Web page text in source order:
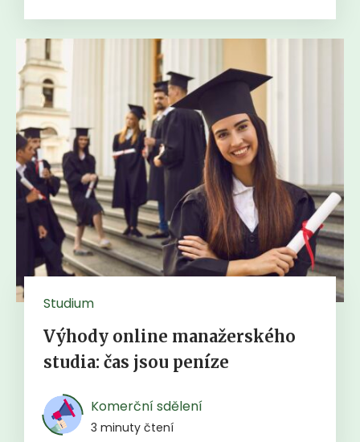
Studium
Výhody online manažerského
studia: čas jsou peníze
Komerční sdělení
3 minuty čtení